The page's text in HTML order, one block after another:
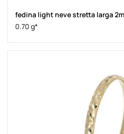
fedina light neve stretta larga
0.70 g*